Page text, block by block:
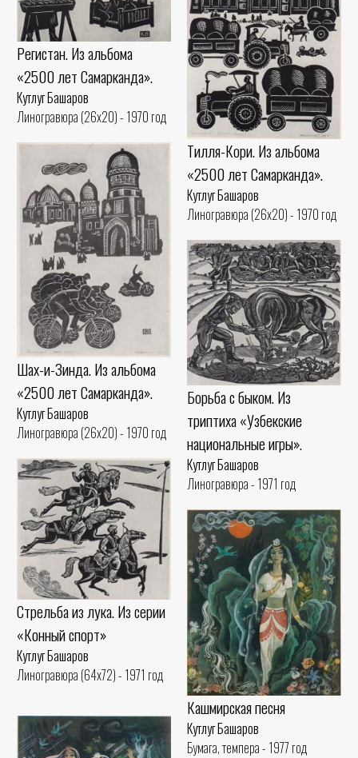
Регистан. Из альбома
«2500 лет Самарканда».
Кутлуг Башаров
Линогравюра (26x20) - 1970 год
Тилля-Кори. Из альбома
«2500 лет Самарканда».
Кутлуг Башаров
Линогравюра (26x20) - 1970 год
Шах-и-Зинда. Из альбома
«2500 лет Самарканда».
Кутлуг Башаров
Линогравюра (26x20) - 1970 год
Борьба с быком. Из
триптиха «Узбекские
национальные игры».
Кутлуг Башаров
Линогравюра - 1971 год
Стрельба из лука. Из серии
«Конный спорт»
Кутлуг Башаров
Линогравюра (64x72) - 1971 год
Кашмирская песня
Кутлуг Башаров
Бумага, темпера - 1977 год